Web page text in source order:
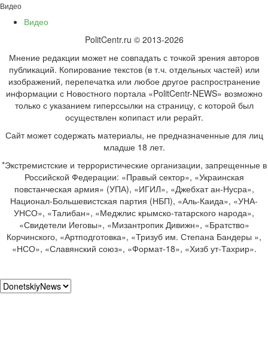
Видео
Видео
PolitCentr.ru © 2013-2026
Мнение редакции может не совпадать с точкой зрения авторов
публикаций. Копирование текстов (в т.ч. отдельных частей) или
изображений, перепечатка или любое другое распространение
информации с Новостного портала «PolitCentr-NEWS» возможно
только с указанием гиперссылки на страницу, с которой был
осуществлен копипаст или рерайт.
Сайт может содержать материалы, не предназначенные для лиц
младше 18 лет.
*Экстремистские и террористические организации, запрещенные в
Российской Федерации: «Правый сектор», «Украинская
повстанческая армия» (УПА), «ИГИЛ», «Джебхат ан-Нусра»,
Национал-Большевистская партия (НБП), «Аль-Каида», «УНА-
УНСО», «Талибан», «Меджлис крымско-татарского народа»,
«Свидетели Иеговы», «Мизантропик Дивижн», «Братство»
Корчинского, «Артподготовка», «Тризуб им. Степана Бандеры »,
«НСО», «Славянский союз», «Формат-18», «Хизб ут-Тахрир».